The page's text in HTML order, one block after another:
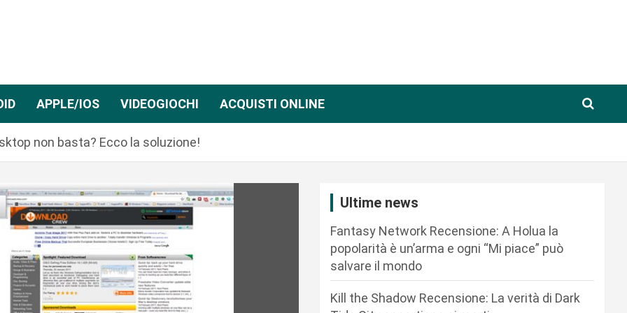
APPLE/IOS VIDEOGIOCHI ACQUISTI ONLINE
non basta? Ecco la soluzione!
Ultime news
Fantasy Network Recensione: A Holua la
popolarità è un’arma e ogni “Mi piace” può
salvare il mondo
Kill the Shadow Recensione: La verità di Dark